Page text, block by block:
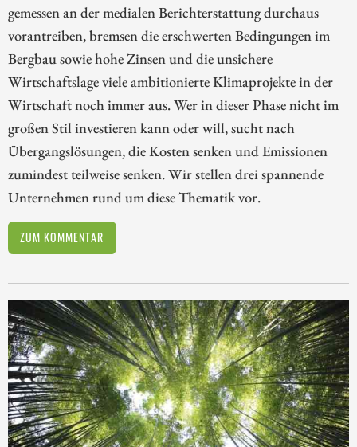
gemessen an der medialen Berichterstattung durchaus
vorantreiben, bremsen die erschwerten Bedingungen im
Bergbau sowie hohe Zinsen und die unsichere
Wirtschaftslage viele ambitionierte Klimaprojekte in der
Wirtschaft noch immer aus. Wer in dieser Phase nicht im
großen Stil investieren kann oder will, sucht nach
Übergangslösungen, die Kosten senken und Emissionen
zumindest teilweise senken. Wir stellen drei spannende
Unternehmen rund um diese Thematik vor.
ZUM KOMMENTAR